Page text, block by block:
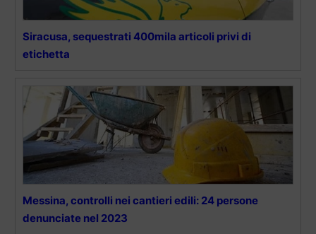
Siracusa, sequestrati 400mila articoli privi di
etichetta
Messina, controlli nei cantieri edili: 24 persone
denunciate nel 2023